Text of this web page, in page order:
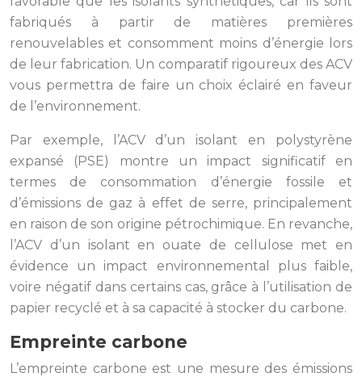
fabriqués à partir de matières premières
renouvelables et consomment moins d’énergie lors
de leur fabrication. Un comparatif rigoureux des ACV
vous permettra de faire un choix éclairé en faveur
de l’environnement.
Par exemple, l’ACV d’un isolant en polystyrène
expansé (PSE) montre un impact significatif en
termes de consommation d’énergie fossile et
d’émissions de gaz à effet de serre, principalement
en raison de son origine pétrochimique. En revanche,
l’ACV d’un isolant en ouate de cellulose met en
évidence un impact environnemental plus faible,
voire négatif dans certains cas, grâce à l’utilisation de
papier recyclé et à sa capacité à stocker du carbone.
Empreinte carbone
L’empreinte carbone est une mesure des émissions